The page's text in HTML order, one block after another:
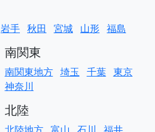
岩手 秋田 宮城 山形 福島
南関東
南関東地方 埼玉 千葉 東京
神奈川
北陸